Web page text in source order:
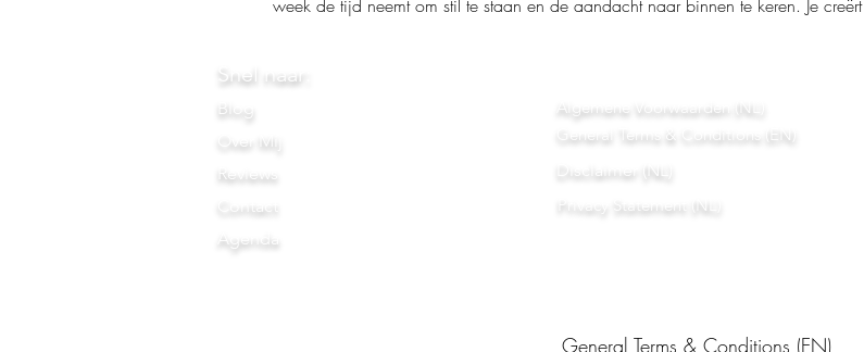
week de tijd neemt om stil te staan en de aandacht naar binnen te keren. Je creërt
Snel naar:
Blog
Over Mij
Reviews
Contact
Agenda
Algemene Voorwaarden (NL)
General Terms & Conditions (EN)
Disclaimer (NL)
Privacy Statement (NL)
General Terms & Conditions (EN)